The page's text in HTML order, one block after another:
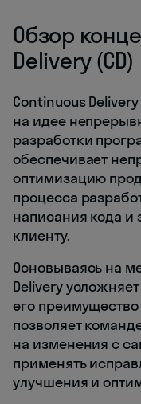
Обзор
Delivery (CD)
Continuous
на идее
разработки
обеспечивает
оптимизацию
процесса
написания кода и
клиенту.
Основываясь на
Delivery
его преимущество
позволяет
на изменения с
применять
улучшения и